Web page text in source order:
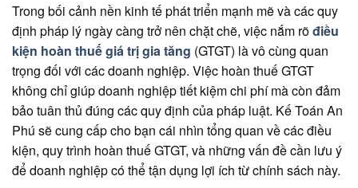
Trong bối cảnh nền kinh tế phát triển mạnh mẽ và các quy
định pháp lý ngày càng trở nên chặt chẽ, việc nắm rõđiều
kiện hoàn thuế giá trị gia tăng (GTGT) là vô cùng quan
trọng đối với các doanh nghiệp. Việc hoàn thuế GTGT
không chỉ giúp doanh nghiệp tiết kiệm chi phí mà còn đảm
bảo tuân thủ đúng các quy định của pháp luật. Kế Toán An
Phú sẽ cung cấp cho bạn cái nhìn tổng quan về các điều
kiện, quy trình hoàn thuế GTGT, và những vấn đề cần lưu ý
để doanh nghiệp có thể tận dụng lợi ích từ chính sách này.